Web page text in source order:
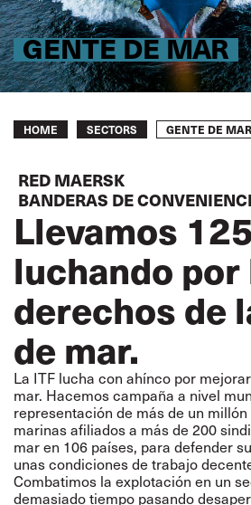
GENTE DE MAR
Breadcrumb
HOME SECTORS GENTE DE MAR
RED MAERSK
BANDERAS DE
Llevamos
luchando por
derechos de
de mar.
La ITF lucha con ahínco por
mar. Hacemos campaña a nivel
representación de más de un
marinas afiliados a más de 200
mar en 106 países, para defender
unas condiciones de trabajo
Combatimos la explotación en un
demasiado tiempo pasando